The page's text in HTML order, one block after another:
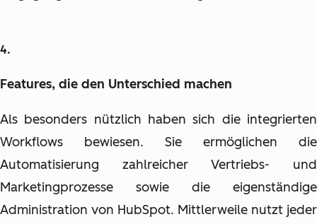
Features, die den Unterschied machen
Als besonders nützlich haben sich die integrierten
Workflows bewiesen. Sie ermöglichen die
Automatisierung zahlreicher Vertriebs- und
Marketingprozesse sowie die eigenständige
Administration von HubSpot. Mittlerweile nutzt jeder